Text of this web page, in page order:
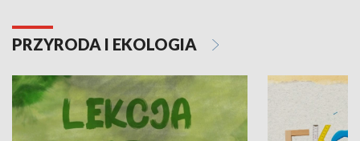
PRZYRODA I EKOLOGIA